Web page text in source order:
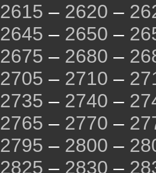
2615 – 2620 –
2645 – 2650 –
2675 – 2680 –
2705 – 2710 –
2735 – 2740 –
2765 – 2770 –
2795 – 2800 –
2825 – 2830 –